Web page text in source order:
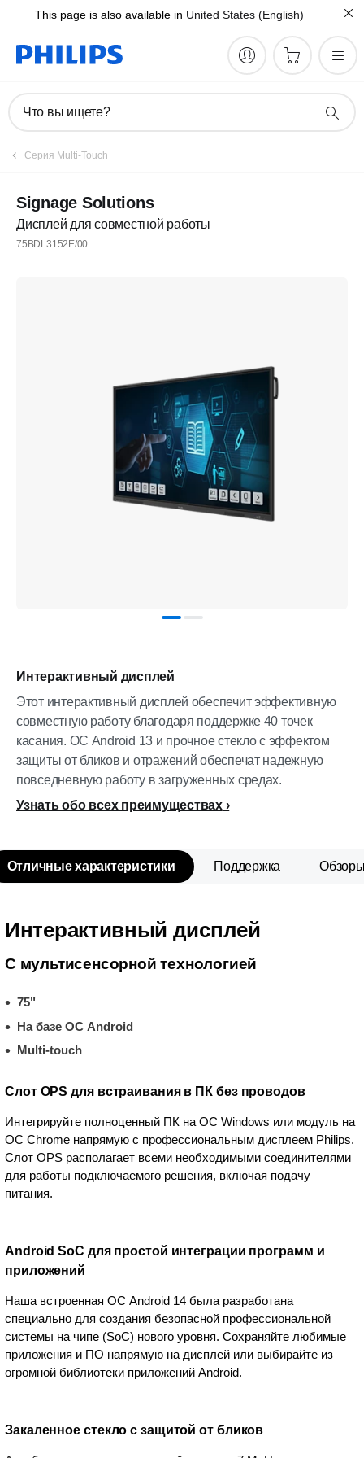
This page is also available in United States (English)
Что вы ищете?
Серия Multi-Touch
Signage Solutions
Дисплей для совместной работы
75BDL3152E/00
Интерактивный дисплей
Этот интерактивный дисплей обеспечит эффективную
совместную работу благодаря поддержке 40 точек
касания. ОС Android 13 и прочное стекло с эффектом
защиты от бликов и отражений обеспечат надежную
повседневную работу в загруженных средах.
Узнать обо всех преимуществах
Отличные характеристики Поддержка
Интерактивный дисплей
С мультисенсорной технологией
75"
На базе ОС Android
Multi-touch
Слот OPS для встраивания в ПК без проводов
Интегрируйте полноценный ПК на ОС Windows или модуль на
ОС Chrome напрямую с профессиональным дисплеем Philips.
Слот OPS располагает всеми необходимыми соединителями
для работы подключаемого решения, включая подачу
питания.
Android SoC для простой интеграции программ и
приложений
Наша встроенная ОС Android 14 была разработана
специально для создания безопасной профессиональной
системы на чипе (SoC) нового уровня. Сохраняйте любимые
приложения и ПО напрямую на дисплей или выбирайте из
огромной библиотеки приложений Android.
Закаленное стекло с защитой от бликов